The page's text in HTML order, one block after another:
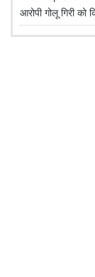
आरोपी गोलू गिरी को